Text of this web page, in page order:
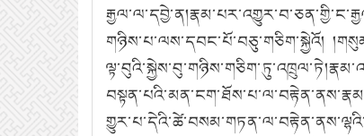
གཉིས་པ་ལས་དབང་པོ་བཅུ་གཅིག་སྐྱེའོ།